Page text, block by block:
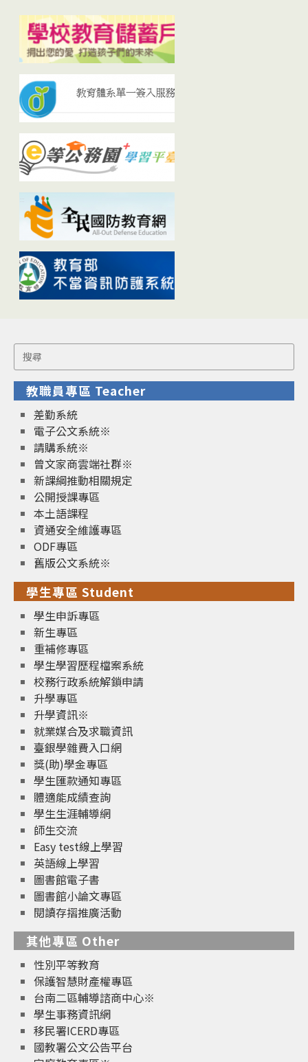
Search
for:
教職員專區 Teacher
差勤系統
電子公文系統※
請購系統※
曾文家商雲端社群※
新課綱推動相關規定
公開授課專區
本土語課程
資通安全維護專區
ODF專區
舊版公文系統※
學生專區 Student
學生申訴專區
新生專區
重補修專區
學生學習歷程檔案系統
校務行政系統解鎖申請
升學專區
升學資訊※
就業媒合及求職資訊
臺銀學雜費入口網
獎(助)學金專區
學生匯款通知專區
體適能成績查詢
學生生涯輔導網
師生交流
Easy test線上學習
英語線上學習
圖書館電子書
圖書館小論文專區
閱讀存摺推廣活動
其他專區 Other
性別平等教育
保護智慧財產權專區
台南二區輔導諮商中心※
學生事務資訊網
移民署ICERD專區
國教署公文公告平台